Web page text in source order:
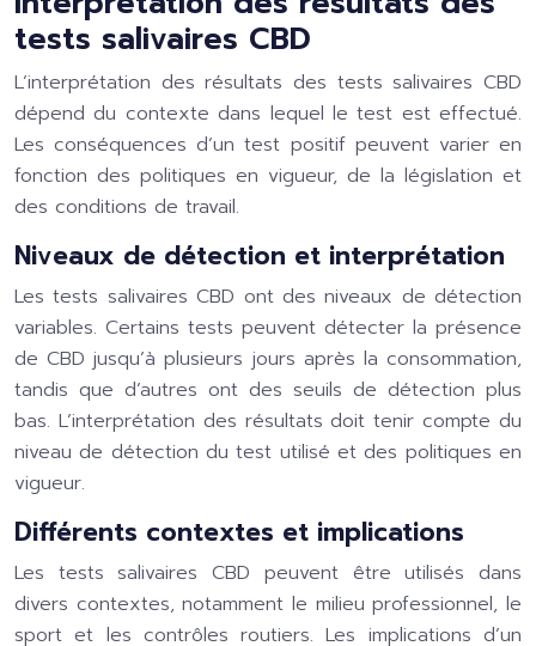
tests salivaires CBD
L’interprétation des résultats des tests salivaires CBD
dépend du contexte dans lequel le test est effectué.
Les conséquences d’un test positif peuvent varier en
fonction des politiques en vigueur, de la législation et
des conditions de travail.
Niveaux de détection et interprétation
Les tests salivaires CBD ont des niveaux de détection
variables. Certains tests peuvent détecter la présence
de CBD jusqu’à plusieurs jours après la consommation,
tandis que d’autres ont des seuils de détection plus
bas. L’interprétation des résultats doit tenir compte du
niveau de détection du test utilisé et des politiques en
vigueur.
Différents contextes et implications
Les tests salivaires CBD peuvent être utilisés dans
divers contextes, notamment le milieu professionnel, le
sport et les contrôles routiers. Les implications d’un